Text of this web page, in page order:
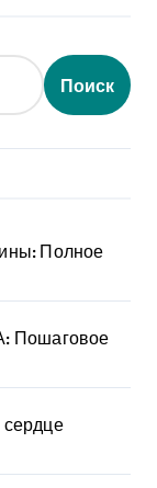
Поиск
Полное
Пошаговое
сердце